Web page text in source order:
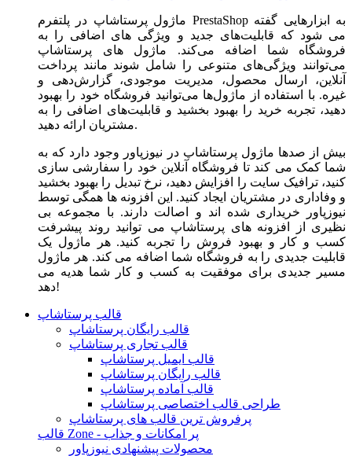
ماژول‌ پرستاشاپ در پلتفرم PrestaShop به ابزارهایی گفته
می شود که قابلیت‌های جدید و ویژگی های اضافی را به
فروشگاه شما اضافه می‌کند. ماژول های پرستاشاپ
می‌توانند ویژگی‌های متنوعی را شامل شوند مانند پرداخت
آنلاین، ارسال محصول، مدیریت موجودی، گزارش‌دهی و
غیره. با استفاده از ماژول‌ها می‌توانید فروشگاه خود را بهبود
دهید، تجربه خرید را بهبود بخشید و قابلیت‌های اضافی را به
مشتریان ارائه دهید.
بیش از صدها ماژول پرستاشاپ در نیوزپاور وجود دارد که به
شما کمک می کند تا فروشگاه آنلاین خود را سفارشی سازی
کنید، ترافیک سایت را افزایش دهید، نرخ تبدیل را بهبود بخشید
و وفاداری در مشتریان ایجاد کنید. این افزونه ها همگی توسط
نیوزپاور خریداری شده اند و اصالت دارند. با مجموعه بی
نظیری از افزونه های پرستاشاپ می توانید روند پیشرفت
کسب و کار و بهبود فروش را تجربه کنید. هر ماژول یک
قابلیت جدیدی را به فروشگاه شما اضافه می کند. هر ماژول
مسیر جدیدی برای موفقیت به کسب و کار شما هدیه می
دهد!
قالب پرستاشاپ
قالب رایگان پرستاشاپ
قالب تجاری پرستاشاپ
قالب ایمیل پرستاشاپ
قالب رایگان پرستاشاپ
قالب آماده پرستاشاپ
طراحی قالب اختصاصی پرستاشاپ
پرفروش ترین قالب های پرستاشاپ
قالب Zone - پر امکانات و جذاب
محصولات پیشنهادی نیوزپاور